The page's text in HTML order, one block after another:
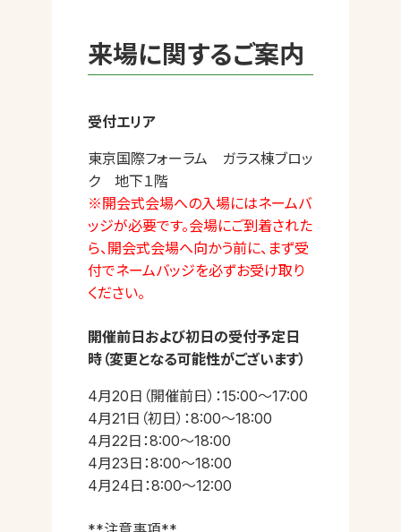
来場に関するご案内
受付エリア
東京国際フォーラム ガラス棟ブロッ
ク 地下１階
※開会式会場への入場にはネームバ
ッジが必要です。会場にご到着された
ら、開会式会場へ向かう前に、まず受
付でネームバッジを必ずお受け取り
ください。
開催前日および初日の受付予定日
時（変更となる可能性がございます）
4月20日（開催前日）：15:00～17:00
4月21日（初日）：8:00～18:00
4月22日：8:00～18:00
4月23日：8:00～18:00
4月24日：8:00～12:00